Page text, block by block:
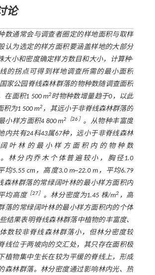
论
数通常会与调查者圈定的样地面积与取样
认为选定的样方面积要涵盖样地的大部分
大小和密度确定样方数目和大小，计算种-
的拐点可得到样地调查所需的最小面积
家公园脊线森林群落的物种数随调查面积
在面积1 500 m2时物种数增量趋于0，以此
积为1 500 m2，其远小于非脊线森林群落的
小样方面积4 800 m2［26 ］ 。从物种丰富度
内共有24科43属67种，远小于非脊线森林
叶林的最小样方面积内的物种数
。林分内乔木个体普遍较小，胸径1.0
均5.55 cm，高度3.0 m~22.0 m，平均6.79
森林群落的常绿阔叶林的最小样方面积内
均高度［27］ 。林分密度为1.45 株/m2 ，高
落的常绿阔叶林的最小样方面积内的个体
结果表明脊线森林群落中植物的丰富度、
数较非脊线森林群落小，但林分密度较
线位于两坡向的交汇处，其只存在面积极
植物集中生长在较为平缓的脊线上，形成
森林群落。林分密度通过影响林内光、热